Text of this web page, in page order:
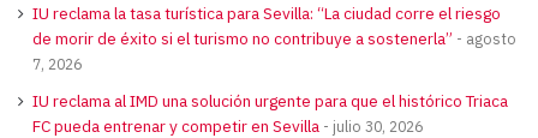
IU reclama la tasa turística para Sevilla: “La ciudad corre el riesgo
de morir de éxito si el turismo no contribuye a sostenerla”
agosto
7, 2026
IU reclama al IMD una solución urgente para que el histórico Triaca
FC pueda entrenar y competir en Sevilla
julio 30, 2026